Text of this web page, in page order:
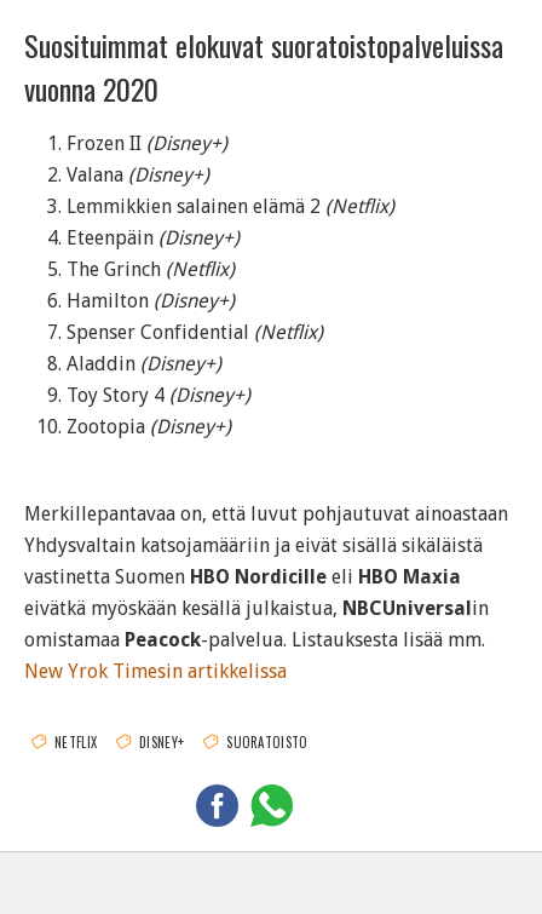
Suosituimmat elokuvat suoratoistopalveluissa
vuonna 2020
Frozen II (Disney+)
Valana (Disney+)
Lemmikkien salainen elämä 2 (Netflix)
Eteenpäin (Disney+)
The Grinch (Netflix)
Hamilton (Disney+)
Spenser Confidential (Netflix)
Aladdin (Disney+)
Toy Story 4 (Disney+)
Zootopia (Disney+)
Merkillepantavaa on, että luvut pohjautuvat ainoastaan
Yhdysvaltain katsojamääriin ja eivät sisällä sikäläistä
vastinetta Suomen HBO Nordicille eli HBO Maxia
eivätkä myöskään kesällä julkaistua, NBCUniversal in
omistamaa Peacock-palvelua. Listauksesta lisää mm.
New Yrok Timesin artikkelissa
NETFLIX DISNEY+ SUORATOISTO